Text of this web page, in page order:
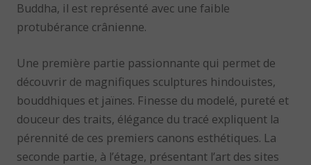
Buddha, il est représenté avec une faible
protubérance crânienne.
Une première partie passionnante qui permet de
découvrir de magnifiques sculptures hindouistes,
bouddhiques et jaïnes. Finesse du modelé, pureté et
douceur des traits, élégance du tracé expliquent la
pérennité de ces premiers canons esthétiques. La
seconde partie, à l’étage, présentant l’art des sites